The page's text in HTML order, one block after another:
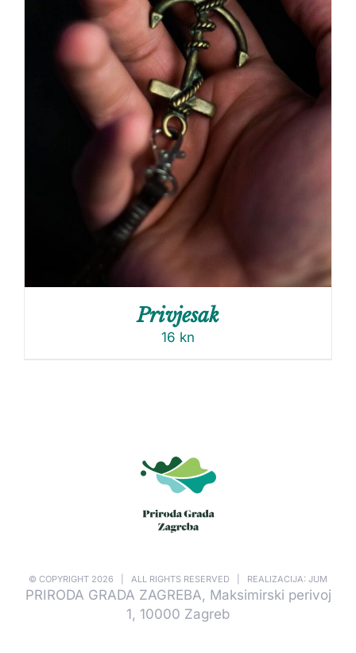
Privjesak
16 kn
© COPYRIGHT 2026 | ALL RIGHTS RESERVED | REALIZACIJA: JUM
PRIRODA GRADA ZAGREBA, Maksimirski perivoj
1, 10000 Zagreb